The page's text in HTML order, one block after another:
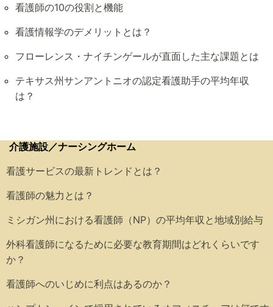
看護師の10の役割と機能
看護情報学のデメリットとは？
フローレンス・ナイチンゲールが直面した主な課題とは
テキサス州サンアントニオの認定看護助手の平均年収
は？
介護施設／ナーシングホーム
看護サービスの最新トレンドとは？
看護師の魅力とは？
ミシガン州における看護師（NP）の平均年収と地域別給与
外科看護師になるために必要な教育期間はどれくらいです
か？
看護師へのいじめに利点はあるのか？